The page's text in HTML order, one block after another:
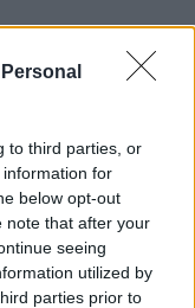
to third parties, or
for
below opt-out
note that after your
seeing
utilized by
parties prior to